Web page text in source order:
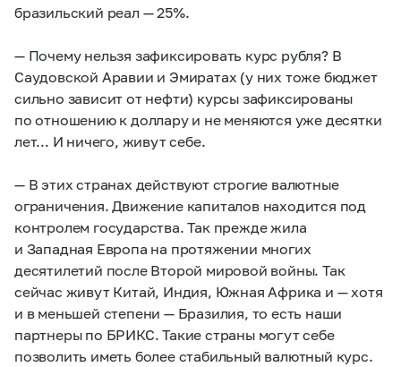
бразильский реал — 25%.
— Почему нельзя зафиксировать курс рубля? В
Саудовской Аравии и Эмиратах (у них тоже бюджет
сильно зависит от нефти) курсы зафиксированы
по отношению к доллару и не меняются уже десятки
лет... И ничего, живут себе.
— В этих странах действуют строгие валютные
ограничения. Движение капиталов находится под
контролем государства. Так прежде жила
и Западная Европа на протяжении многих
десятилетий после Второй мировой войны. Так
сейчас живут Китай, Индия, Южная Африка и — хотя
и в меньшей степени — Бразилия, то есть наши
партнеры по БРИКС. Такие страны могут себе
позволить иметь более стабильный валютный курс.